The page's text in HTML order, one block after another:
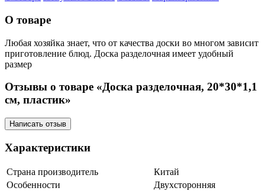
О товаре
Любая хозяйка знает, что от качества доски во многом зависит
приготовление блюд. Доска разделочная имеет удобный
размер
Отзывы о товаре «Доска разделочная, 20*30*1,1
см, пластик»
Написать отзыв
Характеристики
Страна производитель
Китай
Особенности
Двухсторонняя